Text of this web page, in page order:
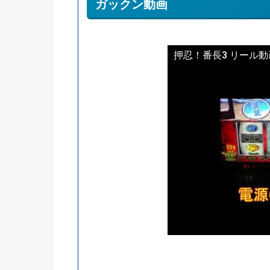
ガックン動画
押忍！番長3 リール